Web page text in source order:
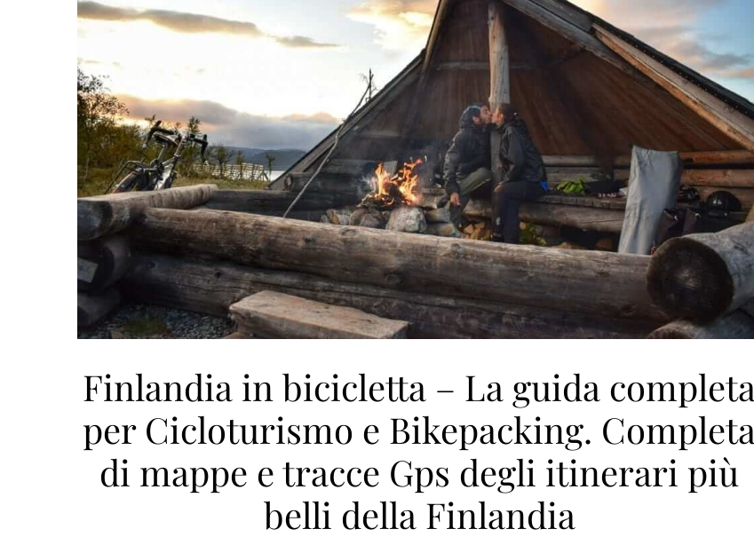
Finlandia in bicicletta – La guida completa
per Cicloturismo e Bikepacking. Completa
di mappe e tracce Gps degli itinerari più
belli della Finlandia